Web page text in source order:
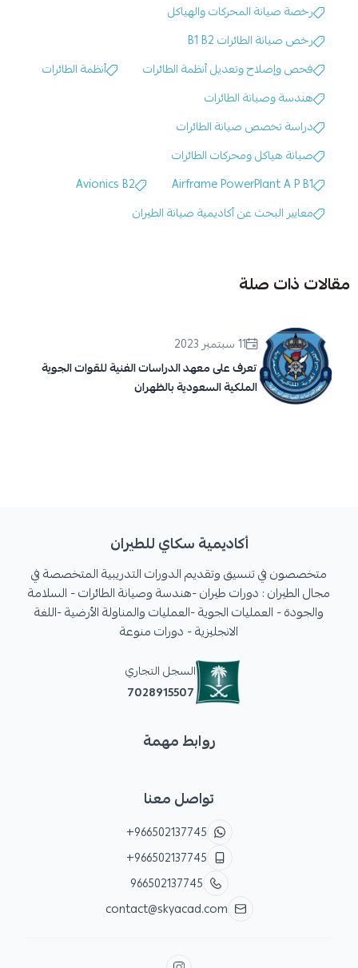
رخصة صيانة المحركات والهياكل
رخص صيانة الطائرات B1 B2
فحص وإصلاح وتعديل أنظمة الطائرات
أنظمة الطائرات
هندسة وصيانة الطائرات
دراسة تخصص صيانة الطائرات
صيانة هياكل ومحركات الطائرات
Airframe PowerPlant A P B1
Avionics B2
معايير البحث عن أكاديمية صيانة الطيران
مقالات ذات صلة
11 سبتمبر 2023
تعرف على معهد الدراسات الفنية للقوات الجوية
الملكية السعودية بالظهران
أكاديمية سكاي للطيران
متخصصون في تنسيق وتقديم الدورات التدريبية المتخصصة في
مجال الطيران : دورات طيران -هندسة وصيانة الطائرات - السلامة
والجودة - العمليات الجوية -العمليات والمناولة الأرضية -اللغة
الانجليزية - دورات منوعة
السجل التجاري
7028915507
روابط مهمة
تواصل معنا
+966502137745
+966502137745
966502137745
contact@skyacad.com